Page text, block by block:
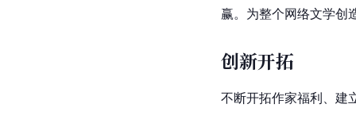
赢。为整个网络文学创
创新开拓
不断开拓作家福利、建